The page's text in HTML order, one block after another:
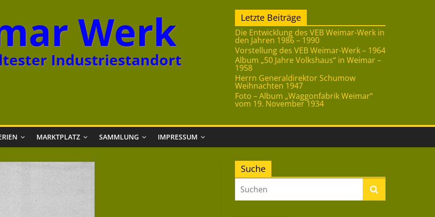
Werk
Industriestandort
Letzte Beiträge
Die Entwicklung des VEB Weimar-Werk in
den Jahren 1986 – 1990
Vorstellung des VEB Weimar-Werk – 1964
Album „50 Jahre Volkshaus“ in Weimar –
1958
Herrn Generaldirektor Schumow
Weihnachten 1947
Foto – Album „Waggonfabrik Weimar“
vom 19. November 1934
MARKTPLATZ SAMMLUNG IMPRESSUM
Suche